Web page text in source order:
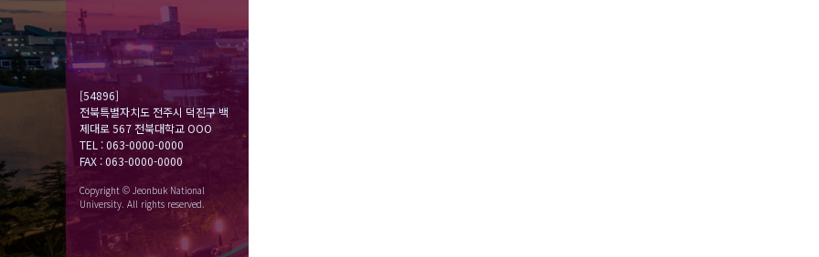
[54896]
전북특별자치도 전주시 덕진구 백
제대로 567 전북대학교 OOO
TEL : 063-0000-0000
FAX : 063-0000-0000
Copyright © Jeonbuk National
University. All rights reserved.